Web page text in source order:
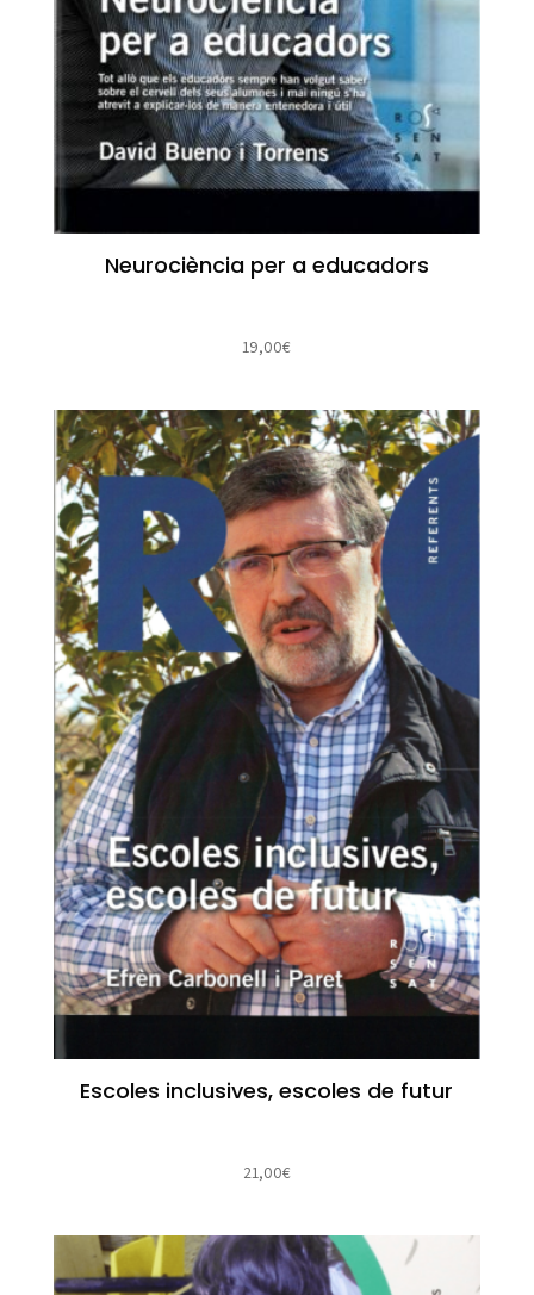
Neurociència per a educadors
19,00€
Escoles inclusives, escoles de futur
21,00€